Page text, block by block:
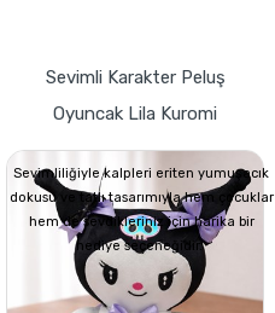
Sevimli Karakter Peluş
Oyuncak Lila Kuromi
Sevimliliğiyle kalpleri eriten yumuşacık
dokusu ve tatlı tasarımıyla hem çocuklar
hem de sevdikleriniz için harika bir
hediye seçeneğidir.